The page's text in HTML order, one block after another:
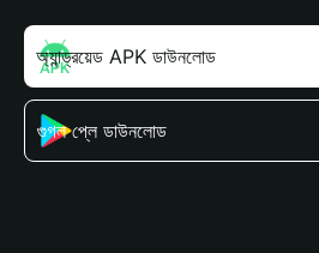
অ্যান্ড্রয়েড APK ডাউনলোড
গুগল প্লে ডাউনলোড